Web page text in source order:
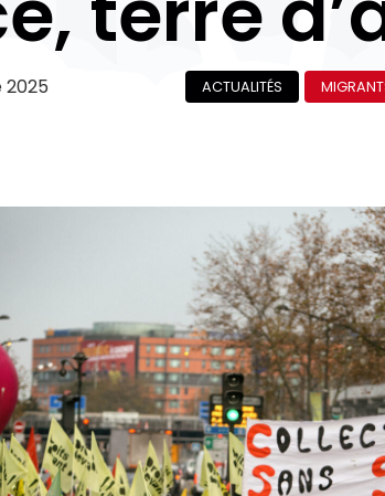
ACTUALITÉS